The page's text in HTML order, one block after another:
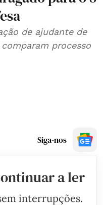
de ajudante de
processo
Siga-nos
a ler
interrupções.